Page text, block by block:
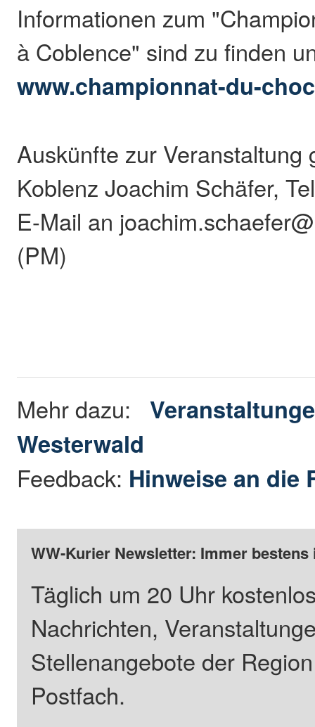
Informationen zum
à Coblence" sind zu finden
www.championnat-du-
Auskünfte zur Veranstaltung
Koblenz Joachim Schäfer,
E-Mail an
(PM)
Mehr dazu:
Westerwald
Feedback: Hinweise an die
WW-Kurier Newsletter: Immer
Täglich um 20 Uhr
Nachrichten,
Stellenangebote der
Postfach.